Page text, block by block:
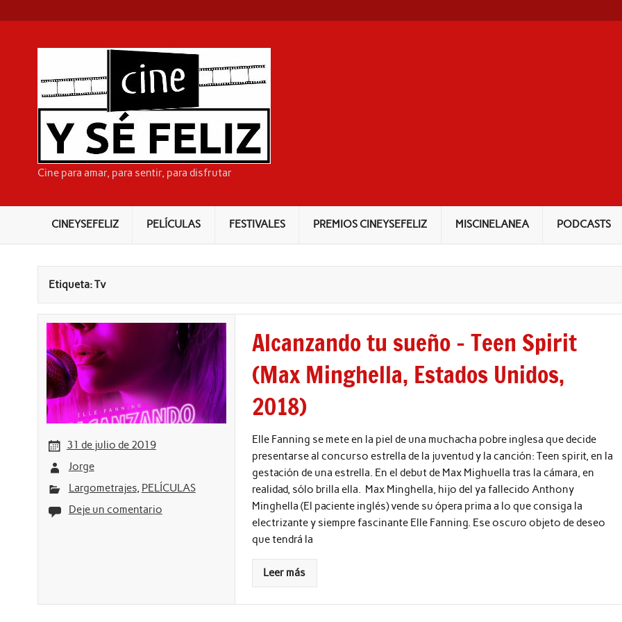
content
Cine para amar, para sentir, para disfrutar
CINEYSEFELIZ PELÍCULAS FESTIVALES PREMIOS CINEYSEFELIZ MISCINELANEA PODCASTS
Etiqueta:Tv
31 de julio de 2019
Jorge
Largometrajes, PELÍCULAS
Deje un comentario
Alcanzando tu sueño – Teen Spirit
(Max Minghella, Estados Unidos,
2018)
Elle Fanning se mete en la piel de una muchacha pobre inglesa que decide
presentarse al concurso estrella de la juventud y la canción: Teen spirit, en la
gestación de una estrella. En el debut de Max Mighuella tras la cámara, en
realidad, sólo brilla ella. Max Minghella, hijo del ya fallecido Anthony
Minghella (El paciente inglés) vende su ópera prima a lo que consiga la
electrizante y siempre fascinante Elle Fanning. Ese oscuro objeto de deseo
que tendrá la
Leer más